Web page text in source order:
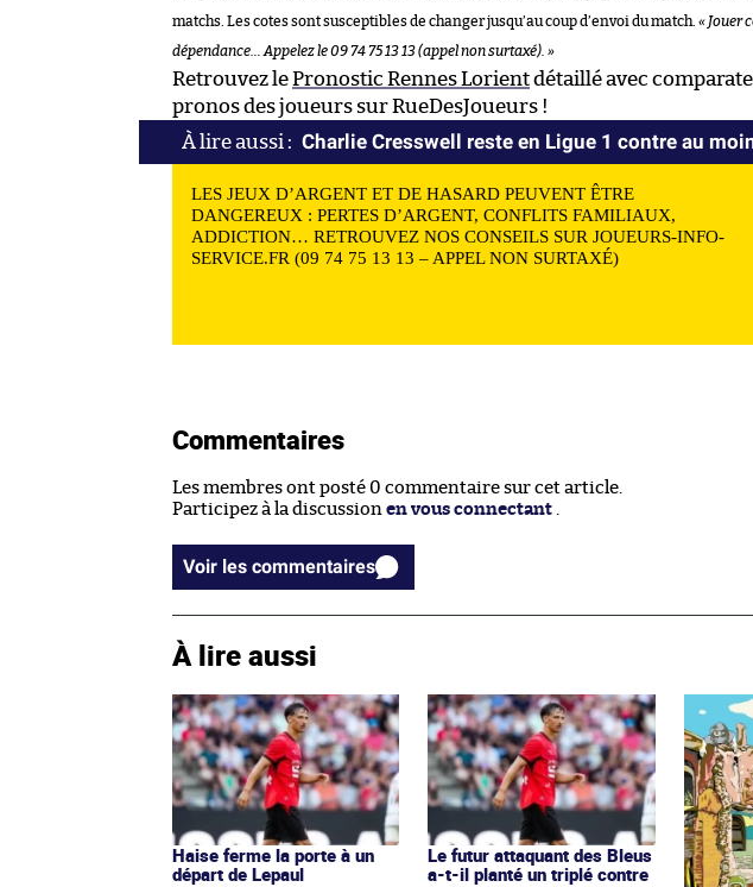
matchs. Les cotes sont susceptibles de changer jusqu’au coup d’envoi du match. « Jouer
dépendance… Appelez le 09 74 75 13 13 (appel non surtaxé). »
Retrouvez lePronostic Rennes Lorientdétaillé avec
pronos des joueurs sur RueDesJoueurs !
Charlie Cresswell reste en Ligue 1 contre au
LES JEUX D’ARGENT ET DE HASARD PEUVENT ÊTRE
DANGEREUX : PERTES D’ARGENT, CONFLITS FAMILIAUX,
ADDICTION… RETROUVEZ NOS CONSEILS SUR JOUEURS-INFO-
SERVICE.FR (09 74 75 13 13 – APPEL NON SURTAXÉ)
Commentaires
Les membres ont posté 0 commentaire sur cet article.
Participez à la discussion en vous connectant
Voir les commentaires
À lire aussi
Haise ferme la porte à un
départ de Lepaul
Le futur attaquant des Bleus
a-t-il planté un triplé contre